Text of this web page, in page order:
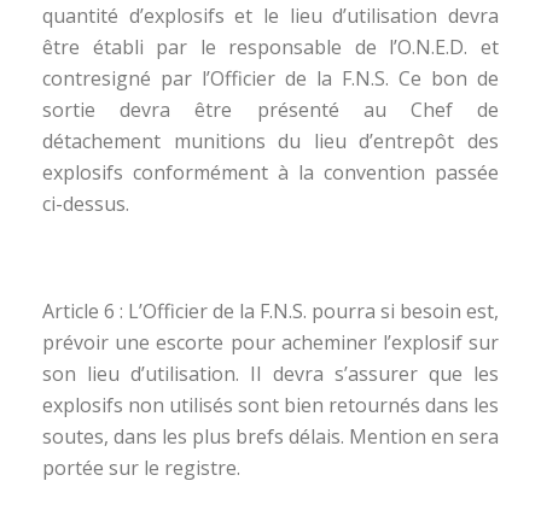
quantité d’explosifs et le lieu d’utilisation devra
être établi par le responsable de l’O.N.E.D. et
contresigné par l’Officier de la F.N.S. Ce bon de
sortie devra être présenté au Chef de
détachement munitions du lieu d’entrepôt des
explosifs conformément à la convention passée
ci-dessus.
Article 6 : L’Officier de la F.N.S. pourra si besoin est,
prévoir une escorte pour acheminer l’explosif sur
son lieu d’utilisation. Il devra s’assurer que les
explosifs non utilisés sont bien retournés dans les
soutes, dans les plus brefs délais. Mention en sera
portée sur le registre.